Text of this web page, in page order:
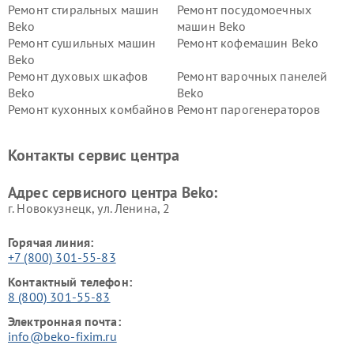
Ремонт стиральных машин
Beko
Ремонт посудомоечных
машин Beko
Ремонт сушильных машин
Beko
Ремонт кофемашин Beko
Ремонт духовых шкафов
Beko
Ремонт варочных панелей
Beko
Ремонт кухонных комбайнов Ремонт парогенераторов
Ремонт холодильников Beko Ремонт морозильных камер
Контакты сервис центра
Адрес сервисного центра Beko:
г. Новокузнецк, ул. Ленина, 2
Горячая линия:
+7 (800) 301-55-83
Контактный телефон:
8 (800) 301-55-83
Электронная почта:
info@beko-fixim.ru